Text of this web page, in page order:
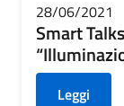
28/06/2021
Smart
Leggi